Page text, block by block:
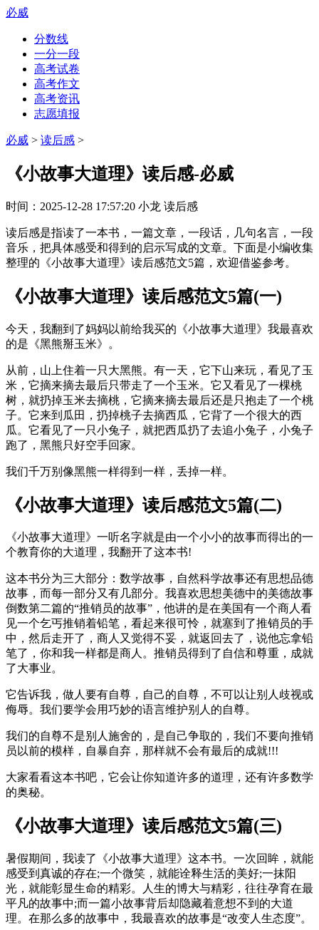
必威
分数线
一分一段
高考试卷
高考作文
高考资讯
志愿填报
必威 > 读后感 >
《小故事大道理》读后感-必威
时间： 2025-12-28 17:57:20 小龙 读后感
读后感是指读了一本书，一篇文章，一段话，几句名言，一段
音乐，把具体感受和得到的启示写成的文章。下面是小编收集
整理的《小故事大道理》读后感范文5篇，欢迎借鉴参考。
《小故事大道理》读后感范文5篇(一)
今天，我翻到了妈妈以前给我买的《小故事大道理》我最喜欢
的是《黑熊掰玉米》。
从前，山上住着一只大黑熊。有一天，它下山来玩，看见了玉
米，它摘来摘去最后只带走了一个玉米。它又看见了一棵桃
树，就扔掉玉米去摘桃，它摘来摘去最后还是只抱走了一个桃
子。它来到瓜田，扔掉桃子去摘西瓜，它背了一个很大的西
瓜。它看见了一只小兔子，就把西瓜扔了去追小兔子，小兔子
跑了，黑熊只好空手回家。
我们千万别像黑熊一样得到一样，丢掉一样。
《小故事大道理》读后感范文5篇(二)
《小故事大道理》一听名字就是由一个小小的故事而得出的一
个教育你的大道理，我翻开了这本书!
这本书分为三大部分：数学故事，自然科学故事还有思想品德
故事，而每一部分又有几部分。我喜欢思想美德中的美德故事
倒数第二篇的“推销员的故事”，他讲的是在美国有一个商人看
见一个乞丐推销着铅笔，看起来很可怜，就塞到了推销员的手
中，然后走开了，商人又觉得不妥，就返回去了，说他忘拿铅
笔了，你和我一样都是商人。推销员得到了自信和尊重，成就
了大事业。
它告诉我，做人要有自尊，自己的自尊，不可以让别人歧视或
侮辱。我们要学会用巧妙的语言维护别人的自尊。
我们的自尊不是别人施舍的，是自己争取的，我们不要向推销
员以前的模样，自暴自弃，那样就不会有最后的成就!!!
大家看看这本书吧，它会让你知道许多的道理，还有许多数学
的奥秘。
《小故事大道理》读后感范文5篇(三)
暑假期间，我读了《小故事大道理》这本书。一次回眸，就能
感受到真诚的存在;一个微笑，就能诠释生活的美好;一抹阳
光，就能彰显生命的精彩。人生的博大与精彩，往往孕育在最
平凡的故事中;而一篇小故事背后却隐藏着意想不到的大道
理。在那么多的故事中，我最喜欢的故事是“改变人生态度”。